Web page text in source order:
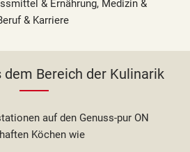
& Ernährung, Medizin &
& Karriere
dem Bereich der Kulinarik
auf den Genuss-pur ON
Köchen wie